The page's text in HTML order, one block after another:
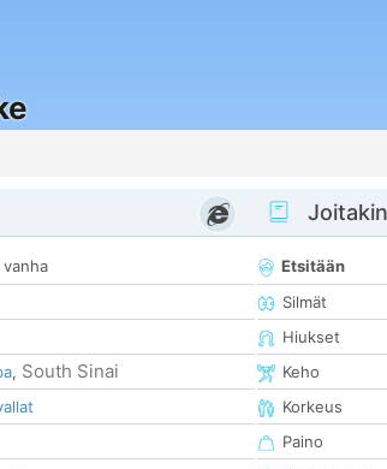
, South Sinai
Etsitään
Silmät
Hiukset
Keho
Korkeus
Paino